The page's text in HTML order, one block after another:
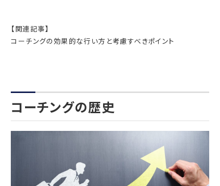
【関連記事】
コーチングの効果的な行い方と考慮すべきポイント
コーチングの歴史